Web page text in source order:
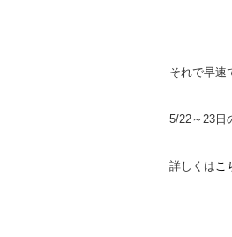
それで早速
5/22～23日
詳しくはこ